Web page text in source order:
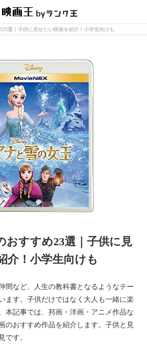
23選｜子供に見せたい映画を紹介！小学生向けも
おすすめ23選｜子供に見
介！小学生向けも
間など、人生の教科書となるようなテー
ます。子供だけではなく大人も一緒に楽
本記事では、邦画・洋画・アニメ作品な
のおすすめ作品を紹介します。子供と見
です。